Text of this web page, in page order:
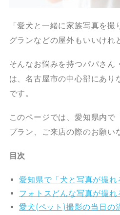
「愛犬と一緒に家族写真を
グランなどの屋外もいいけれ
そんなお悩みを持つパパさん
は、名古屋市の中心部にあり
です。
このページでは、愛知県内
プラン、ご来店の際のお願い
目次
愛知県で「犬と写真が撮
フォトスどんな写真が撮
愛犬(ペット)撮影の当日の